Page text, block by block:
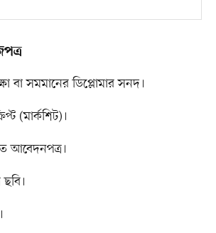
বা সমমানের ডিপ্লোমার সনদ।
(মার্কশিট)।
আবেদনপত্র।